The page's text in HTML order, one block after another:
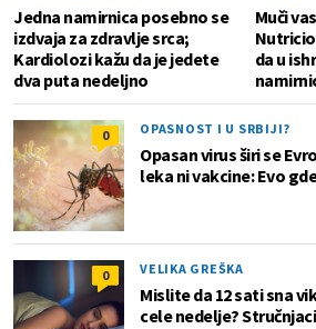
Jedna namirnica posebno se
izdvaja za zdravlje srca;
Kardiolozi kažu da je jedete
dva puta nedeljno
Muči
da u
0 OPASNOST I U SRBIJI?
Opasan virus širi se
leka ni vakcine: Evo
0 VELIKA GREŠKA
Mislite da 12 sati sna
cele nedelje?